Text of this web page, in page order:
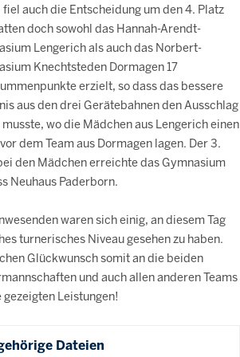
auch die Entscheidung um den 4. Platz
doch sowohl das Hannah-Arendt-
Lengerich als auch das Norbert-
Knechtsteden Dormagen 17
erzielt, so dass das bessere
aus den drei Gerätebahnen den Ausschlag
wo die Mädchen aus Lengerich einen
dem Team aus Dormagen lagen. Der 3.
den Mädchen erreichte das Gymnasium
Neuhaus Paderborn.
waren sich einig, an diesem Tag
turnerisches Niveau gesehen zu haben.
Glückwunsch somit an die beiden
und auch allen anderen Teams
gezeigten Leistungen!
Dateien